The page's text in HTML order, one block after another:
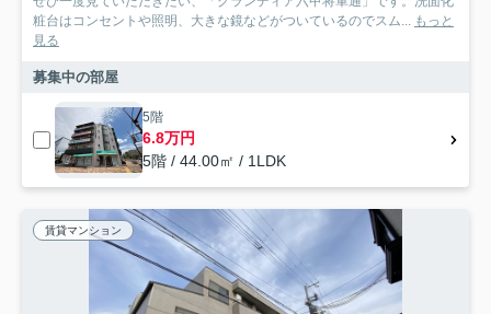
粧台はコンセントや照明、大きな鏡などがついているのでスム... もっと
見る
募集中の部屋
5階
6.8万円
5階 / 44.00㎡ / 1LDK
賃貸マンション